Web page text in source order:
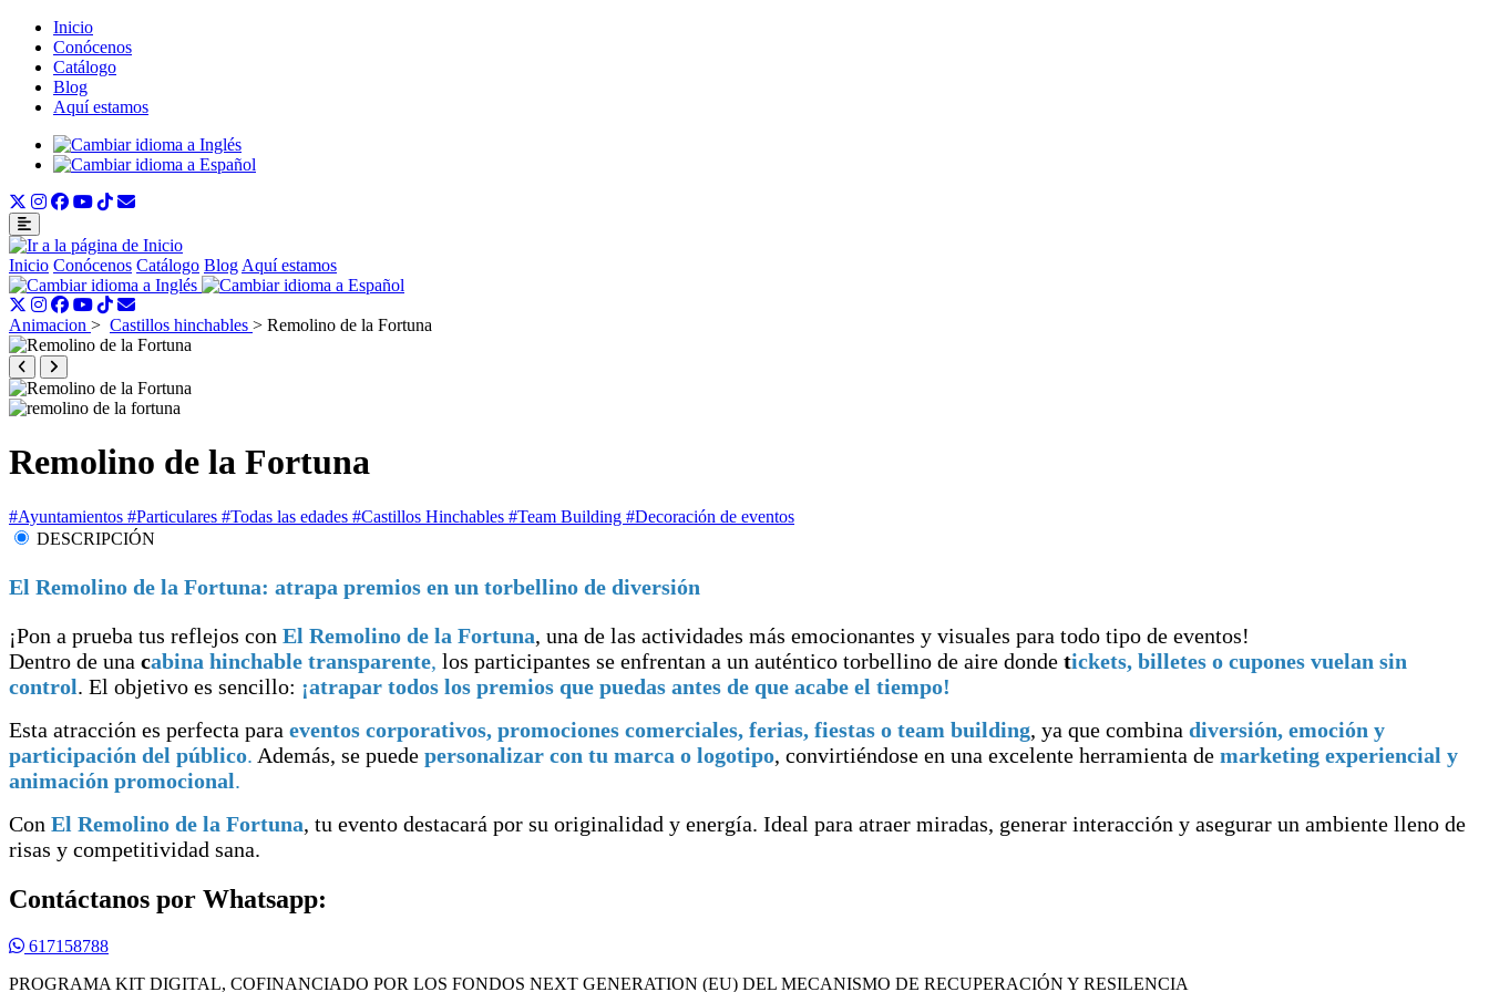
Inicio
Conócenos
Catálogo
Blog
Aquí estamos
Inicio Conócenos Catálogo Blog Aquí estamos
Animacion > Castillos hinchables > Remolino de la Fortuna
Remolino de la Fortuna
#Ayuntamientos #Particulares #Todas las edades #Castillos Hinchables #Team Building #Decoración de eventos
DESCRIPCIÓN
El Remolino de la Fortuna: atrapa premios en un torbellino de diversión
¡Pon a prueba tus reflejos con El Remolino de la Fortuna, una de las actividades más emocionantes y visuales para todo tipo de eventos!
Dentro de una cabina hinchable transparente, los participantes se enfrentan a un auténtico torbellino de aire donde tickets, billetes o cupones vuelan sin
control. El objetivo es sencillo: ¡atrapar todos los premios que puedas antes de que acabe el tiempo!
Esta atracción es perfecta para eventos corporativos, promociones comerciales, ferias, fiestas o team building, ya que combina diversión, emoción y
participación del público. Además, se puede personalizar con tu marca o logotipo, convirtiéndose en una excelente herramienta de marketing experiencial y
animación promocional.
Con El Remolino de la Fortuna, tu evento destacará por su originalidad y energía. Ideal para atraer miradas, generar interacción y asegurar un ambiente lleno de
risas y competitividad sana.
Contáctanos por Whatsapp:
617158788
PROGRAMA KIT DIGITAL, COFINANCIADO POR LOS FONDOS NEXT GENERATION (EU) DEL MECANISMO DE RECUPERACIÓN Y RESILENCIA